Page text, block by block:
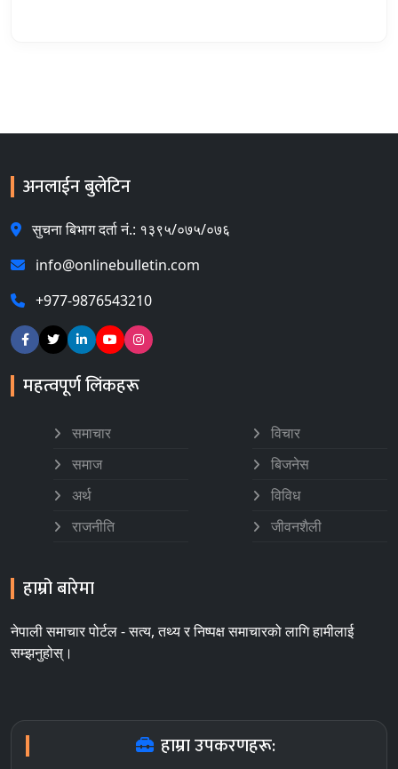
अनलाईन बुलेटिन
सुचना बिभाग दर्ता नं.: १३९५/०७५/०७६
info@onlinebulletin.com
+977-9876543210
महत्वपूर्ण लिंकहरू
समाचार
समाज
अर्थ
राजनीति
विचार
बिजनेस
विविध
जीवनशैली
हाम्रो बारेमा
नेपाली समाचार पोर्टल - सत्य, तथ्य र निष्पक्ष समाचारको लागि हामीलाई
सम्झनुहोस्।
हाम्रा उपकरणहरू: